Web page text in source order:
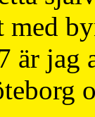
med
är